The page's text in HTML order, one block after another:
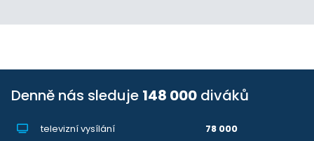
Denně nás sleduje 148 000 diváků
televizní vysílání
78 000